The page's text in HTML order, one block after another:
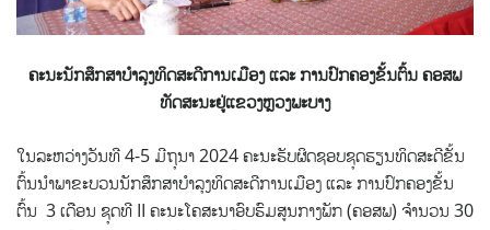
ຄະນະນັກສຶກສາບຳລຸງທິດສະດີການເມືອງ ແລະ ການປົກຄອງຂັ້ນຕົ້ນ ຄອສພ
ທັດສະນະຢູ່ແຂວງຫຼວງພະບາງ
ໃນລະຫວ່າງວັນທີ 4-5 ມີຖຸນາ 2024 ຄະນະຮັບຜິດຊອບຊຸດຮຽນທິດສະດີຂັ້ນ
ຕົ້ນນຳພາຂະບວນນັກສຶກສາບຳລຸງທິດສະດີການເມືອງ ແລະການປົກຄອງຂັ້ນ
ຕົ້ນ 3 ເດືອນ ຊຸດທີ II ຄະນະໂຄສະນາອົບຮົມສູນກາງພັກ (ຄອສພ) ຈໍານວນ 30